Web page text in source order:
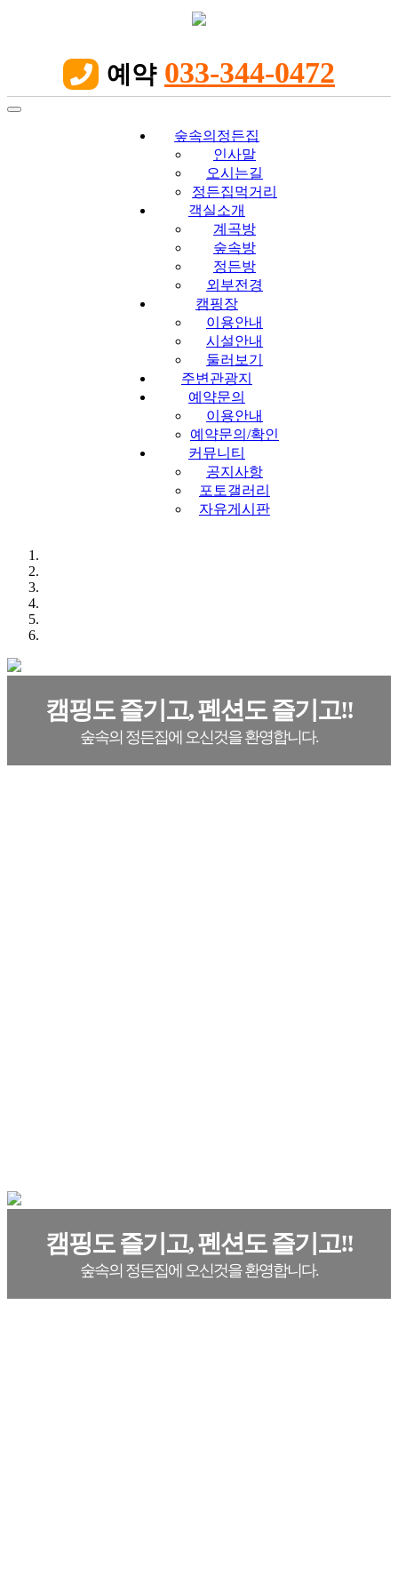
 예약 033-344-0472
Toggle
숲속의정든집
인사말
오시는길
정든집먹거리
객실소개
계곡방
숲속방
정든방
외부전경
캠핑장
이용안내
시설안내
둘러보기
주변관광지
예약문의
이용안내
예약문의/확인
커뮤니티
공지사항
포토갤러리
자유게시판
캠핑도 즐기고, 펜션도 즐기고!!
숲속의 정든집에 오신것을 환영합니다.
캠핑도 즐기고, 펜션도 즐기고!!
숲속의 정든집에 오신것을 환영합니다.